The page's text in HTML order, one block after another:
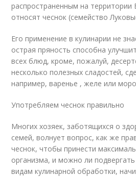
распространенным на территории
относят чеснок (семейство
Его применение в кулинарии не
острая пряность способна
всех блюд, кроме, пожалуй,
несколько полезных сладостей,
например, варенье , желе или
Употребляем чеснок правильно
Многих хозяек, заботящихся о
семей, волнует вопрос, как же
чеснок, чтобы принести
организма, и можно ли
видам кулинарной обработки,